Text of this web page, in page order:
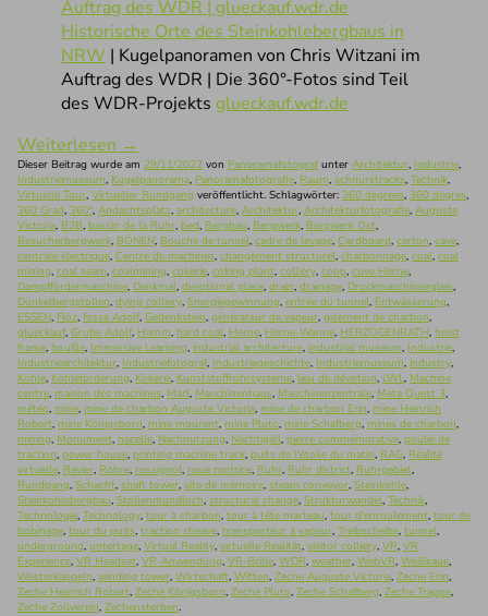
Historische Orte des Steinkohlebergbaus in
NRW | Kugelpanoramen von Chris Witzani im
Auftrag des WDR | Die 360°-Fotos sind Teil
des WDR-Projekts glueckauf.wdr.de
Weiterlesen →
Dieser Beitrag wurde am 29/11/2022 von Panoramafotografunter Architektur, Industrie,
Industriemuseum, Kugelpanorama, Panoramafotografie, Raum, schnurstracks, Technik,
Virtuelle Tour, Virtueller Rundgang veröffentlicht. Schlagwörter: 360 degrees, 360 degrés,
360 Grad, 360°, Andachtsplatz, architecture, Architektur, Architekturfotografie, Auguste
Victoria, B2B, bassin de la Ruhr, bed, Bergbau, Bergwerk, Bergwerk Ost,
Besucherbergwerk, BÖNEN, Bouche de tunnel, cadre de levage, Cardboard, carton, cave,
centrale électrique, Centre de machines, changement structurel, charbonnage, coal, coal
mining, coal seam, coalmining, cokerie, coking plant, colliery, coop, cuve Herne,
Dampffördermaschine, Denkmal, devotional place, drain, drainage, Druckmaschinengleis,
Dünkelbergstollen, dying colliery, Energiegewinnung, entrée du tunnel, Entwässerung,
ESSEN, Flöz, fosse Adolf, Gedenkstein, générateur de vapeur, gisement de charbon,
glueckauf, Grube Adolf, Hamm, hard coal, Herne, Herne-Wanne, HERZOGENRATH, hoist
frame, houille, Immersive Learning, industrial architecture, industrial museum, Industrie,
Industriearchitektur, Industriefotograf, Industriegeschichte, Industriemuseum, industry,
Kohle, Kohleförderung, Kokerei, Kunststoffrohrsysteme, lieu de dévotion, LWL, Machine
centre, maison des machines, Marl, Maschinenhaus, Maschinenzentrale, Meta Quest 3,
météo, mine, mine de charbon Auguste Victoria, mine de charbon Erin, mine Heinrich
Robert, mine Königsborn, mine mourant, mine Pluto, mine Schafberg, mines de charbon,
mining, Monument, nacelle, Nachnutzung, Nachtigall, pierre commémorative, poulie de
traction, power house, printing machine track, puits de l'étoile du matin, RAG, Réalité
virtuelle, Revier, Rohre, rossignol, roue motrice, Ruhr, Ruhr district, Ruhrgebiet,
Rundgang, Schacht, shaft tower, site de mémoire, steam conveyor, Steinkohle,
Steinkohlebergbau, Stollenmundloch, structural change, Strukturwandel, Technik,
Technologie, Technology, tour à charbon, tour à tête marteau, tour d'enroulement, tour de
bobinage, tour du puits, traction sheave, transporteur à vapeur, Treibscheibe, tunnel,
underground, untertage, Virtual Reality, virtuelle Realität, visitor colliery, VR, VR
Experience, VR Headset, VR-Anwendung, VR-Brille, WDR, weather, WebVR, Weißkaue,
Westerkappeln, winding tower, Wirtschaft, Witten, Zeche Auguste Victoria, Zeche Erin,
Zeche Heinrich Robert, Zeche Königsborn, Zeche Pluto, Zeche Schafberg, Zeche Trappe,
Zeche Zollverein, Zechensterben.